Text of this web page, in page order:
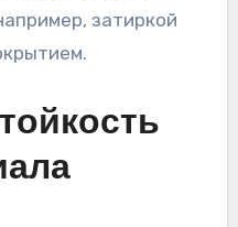
затиркой